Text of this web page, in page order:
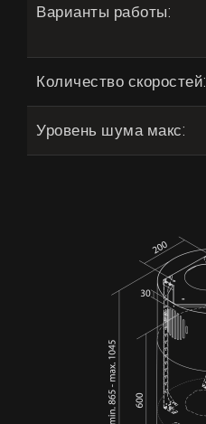
Варианты работы:
Количество скоростей:
Уровень шума макс: